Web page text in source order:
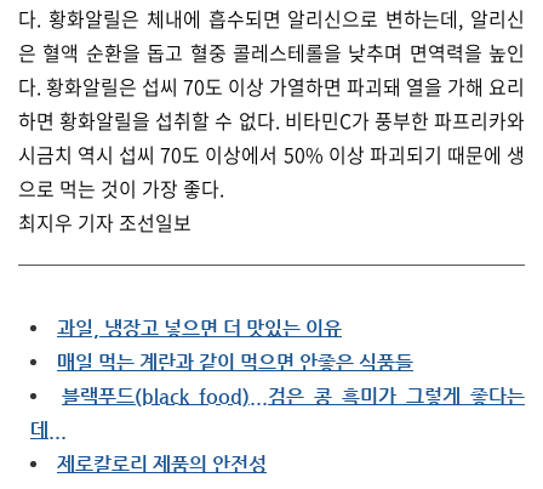
다. 황화알릴은 체내에 흡수되면 알리신으로 변하는데, 알리신
은 혈액 순환을 돕고 혈중 콜레스테롤을 낮추며 면역력을 높인
다. 황화알릴은 섭씨 70도 이상 가열하면 파괴돼 열을 가해 요리
하면 황화알릴을 섭취할 수 없다. 비타민C가 풍부한 파프리카와
시금치 역시 섭씨 70도 이상에서 50% 이상 파괴되기 때문에 생
으로 먹는 것이 가장 좋다.
최지우 기자 조선일보
과일, 냉장고 넣으면 더 맛있는 이유
매일 먹는 계란과 같이 먹으면 안좋은 식품들
블랙푸드(black food)...검은 콩 흑미가 그렇게 좋다는
데...
제로칼로리 제품의 안전성